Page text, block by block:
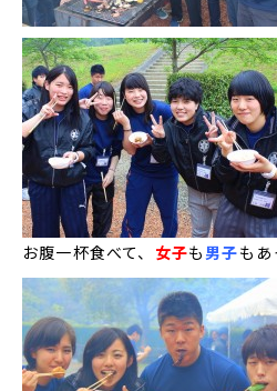
お腹一杯食べて、 女子も男子も